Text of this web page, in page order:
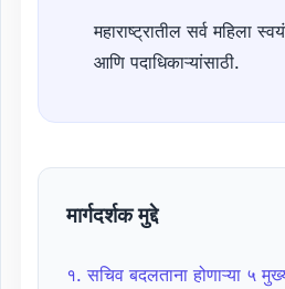
महाराष्ट्रातील सर्व महिला
आणि पदाधिकाऱ्यांसाठी.
मार्गदर्शक मुद्दे
१. सचिव बदलताना होणाऱ्या ५